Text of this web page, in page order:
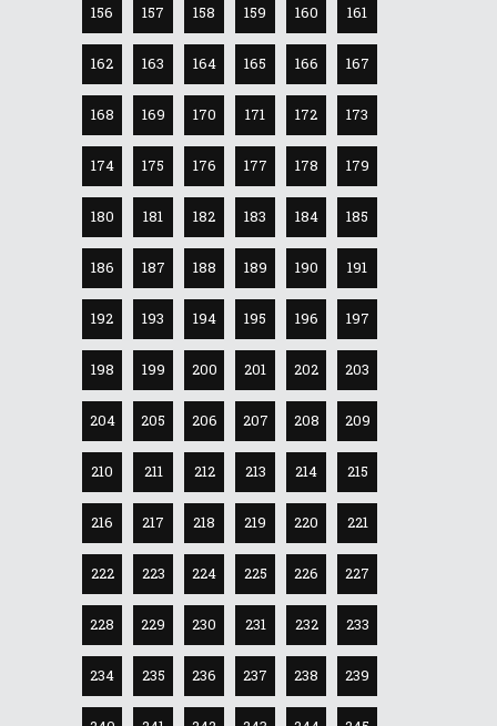
156 157 158 159 160 161
162 163 164 165 166 167
168 169 170 171 172 173
174 175 176 177 178 179
180 181 182 183 184 185
186 187 188 189 190 191
192 193 194 195 196 197
198 199 200 201 202 203
204 205 206 207 208 209
210 211 212 213 214 215
216 217 218 219 220 221
222 223 224 225 226 227
228 229 230 231 232 233
234 235 236 237 238 239